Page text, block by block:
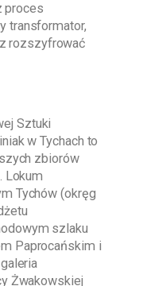
proces
transformator,
rozszyfrować
Sztuki
w Tychach to
zbiorów
Lokum
Tychów (okręg
szlaku
Paprocańskim i
Żwakowskiej